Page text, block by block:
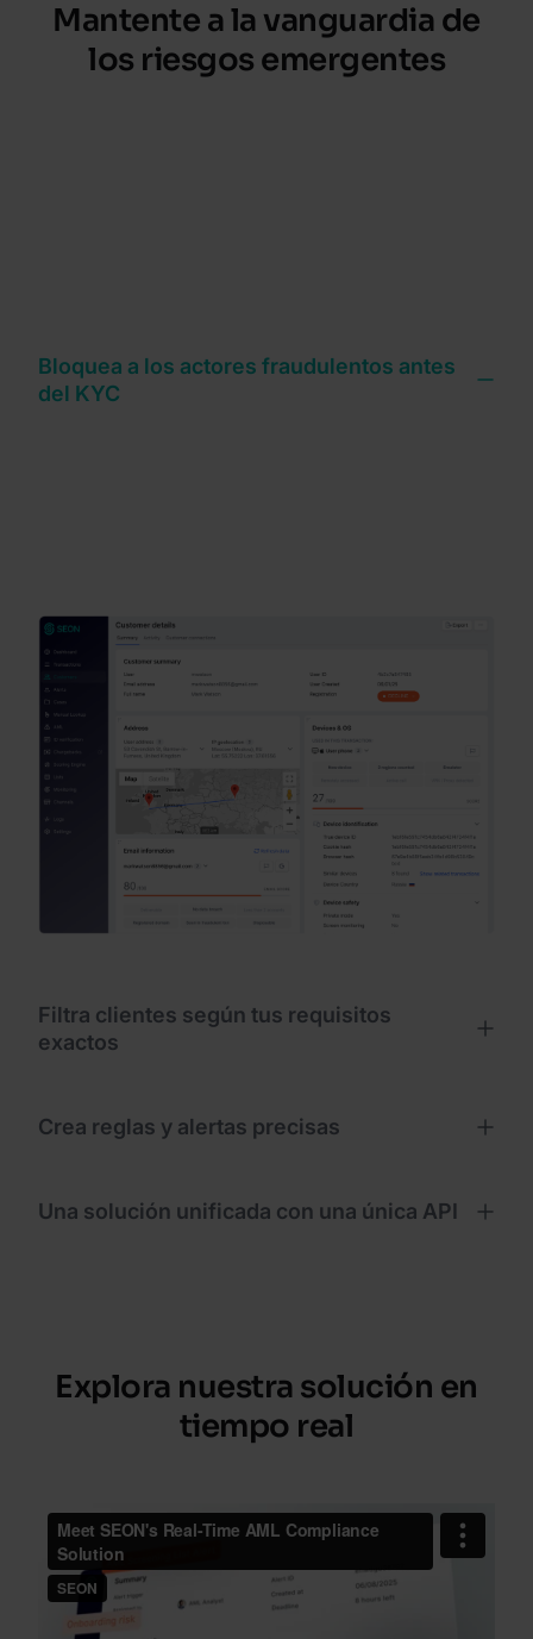
Mantente a la vanguardia de
los riesgos emergentes
Bloquea a los actores fraudulentos antes
del KYC
Filtra clientes según tus requisitos
exactos
Crea reglas y alertas precisas
Una solución unificada con una única API
Explora nuestra solución en
tiempo real